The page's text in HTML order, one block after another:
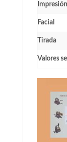
Impresión
Facial
Tirada
Valores